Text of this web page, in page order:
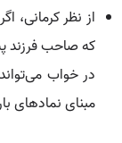
از نظر کرمانی،
که صاحب فرزند
در خواب
مبنای نمادهای